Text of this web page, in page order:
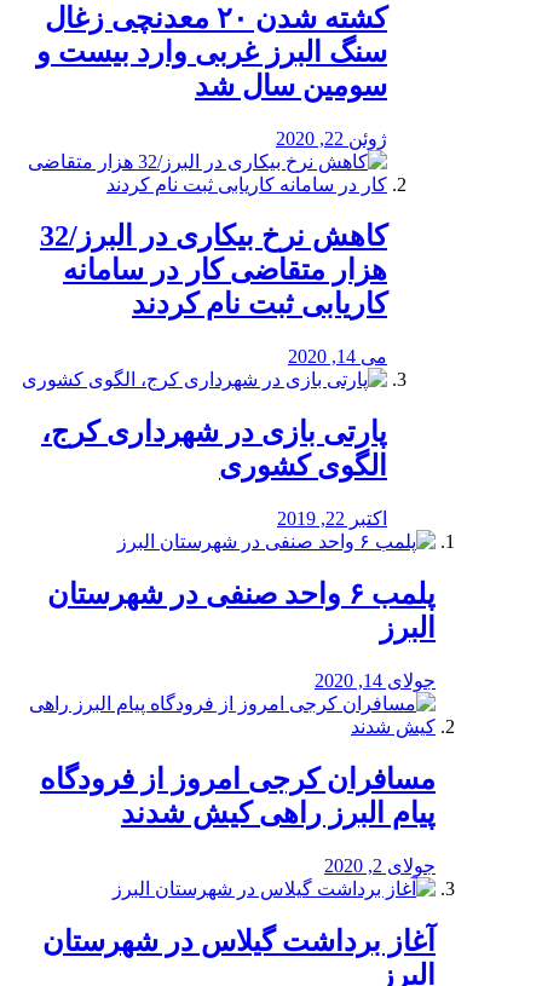
کشته شدن ۲۰ معدنچی زغال
سنگ البرز غربی وارد بیست و
سومین سال شد
ژوئن 22, 2020
کاهش نرخ بیکاری در البرز/32
هزار متقاضی کار در سامانه
کاریابی ثبت نام کردند
می 14, 2020
پارتی بازی در شهرداری کرج،
الگوی کشوری
اکتبر 22, 2019
پلمب ۶ واحد صنفی در شهرستان
البرز
جولای 14, 2020
مسافران کرجی امروز از فرودگاه
پیام البرز راهی کیش شدند
جولای 2, 2020
آغاز برداشت گیلاس در شهرستان
البرز